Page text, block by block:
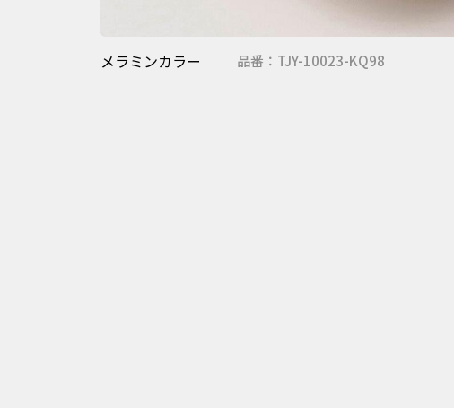
メラミンカラー 品番：TJY-10023-KQ98